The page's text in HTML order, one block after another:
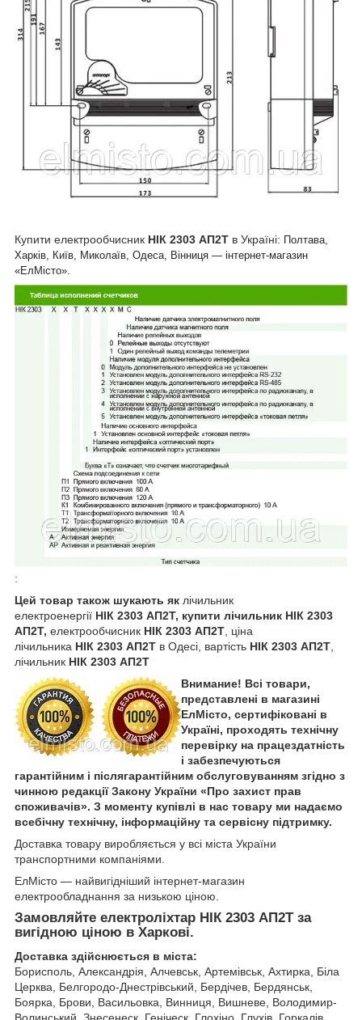
Купити електрообчисник НIК 2303 АП2Т в Україні: Полтава,
Харків, Київ, Миколаїв, Одеса, Вінниця — інтернет-магазин
«ЕлМісто».
:
Цей товар також шукають як лічильник
електроенергії НIК 2303 АП2Т, купити лічильник НIК 2303
АП2Т, електрообчисник НIК 2303 АП2Т , ціна
лічильника НIК 2303 АП2Т в Одесі, вартість НIК 2303 АП2Т
лічильник НIК 2303 АП2Т
Внимание! Всі товари,
представлені в магазині
ЕлМісто, сертифіковані в
Україні, проходять технічну
перевірку на працездатність
і забезпечуються
гарантійним і післягарантійним обслуговуванням згідно з
чинною редакції Закону України «Про захист прав
споживачів». З моменту купівлі в нас товару ми надаємо
всебічну технічну, інформаційну та сервісну підтримку.
Доставка товару виробляється у всі міста України
транспортними компаніями.
ЕлМісто — найвигідніший інтернет-магазин
електрообладнання за низькою ціною.
Замовляйте електроліхтар НIК 2303 АП2Тза
вигідною ціною в Харкові.
Доставка здійснюється в міста:
Борисполь, Александрія, Алчевськ, Артемівськ, Ахтирка, Біла
Церква, Белгородо-Днестрівський, Бердічев, Бердянськ,
Боярка, Брови, Васильовка, Винниця, Вишневе, Володимир-